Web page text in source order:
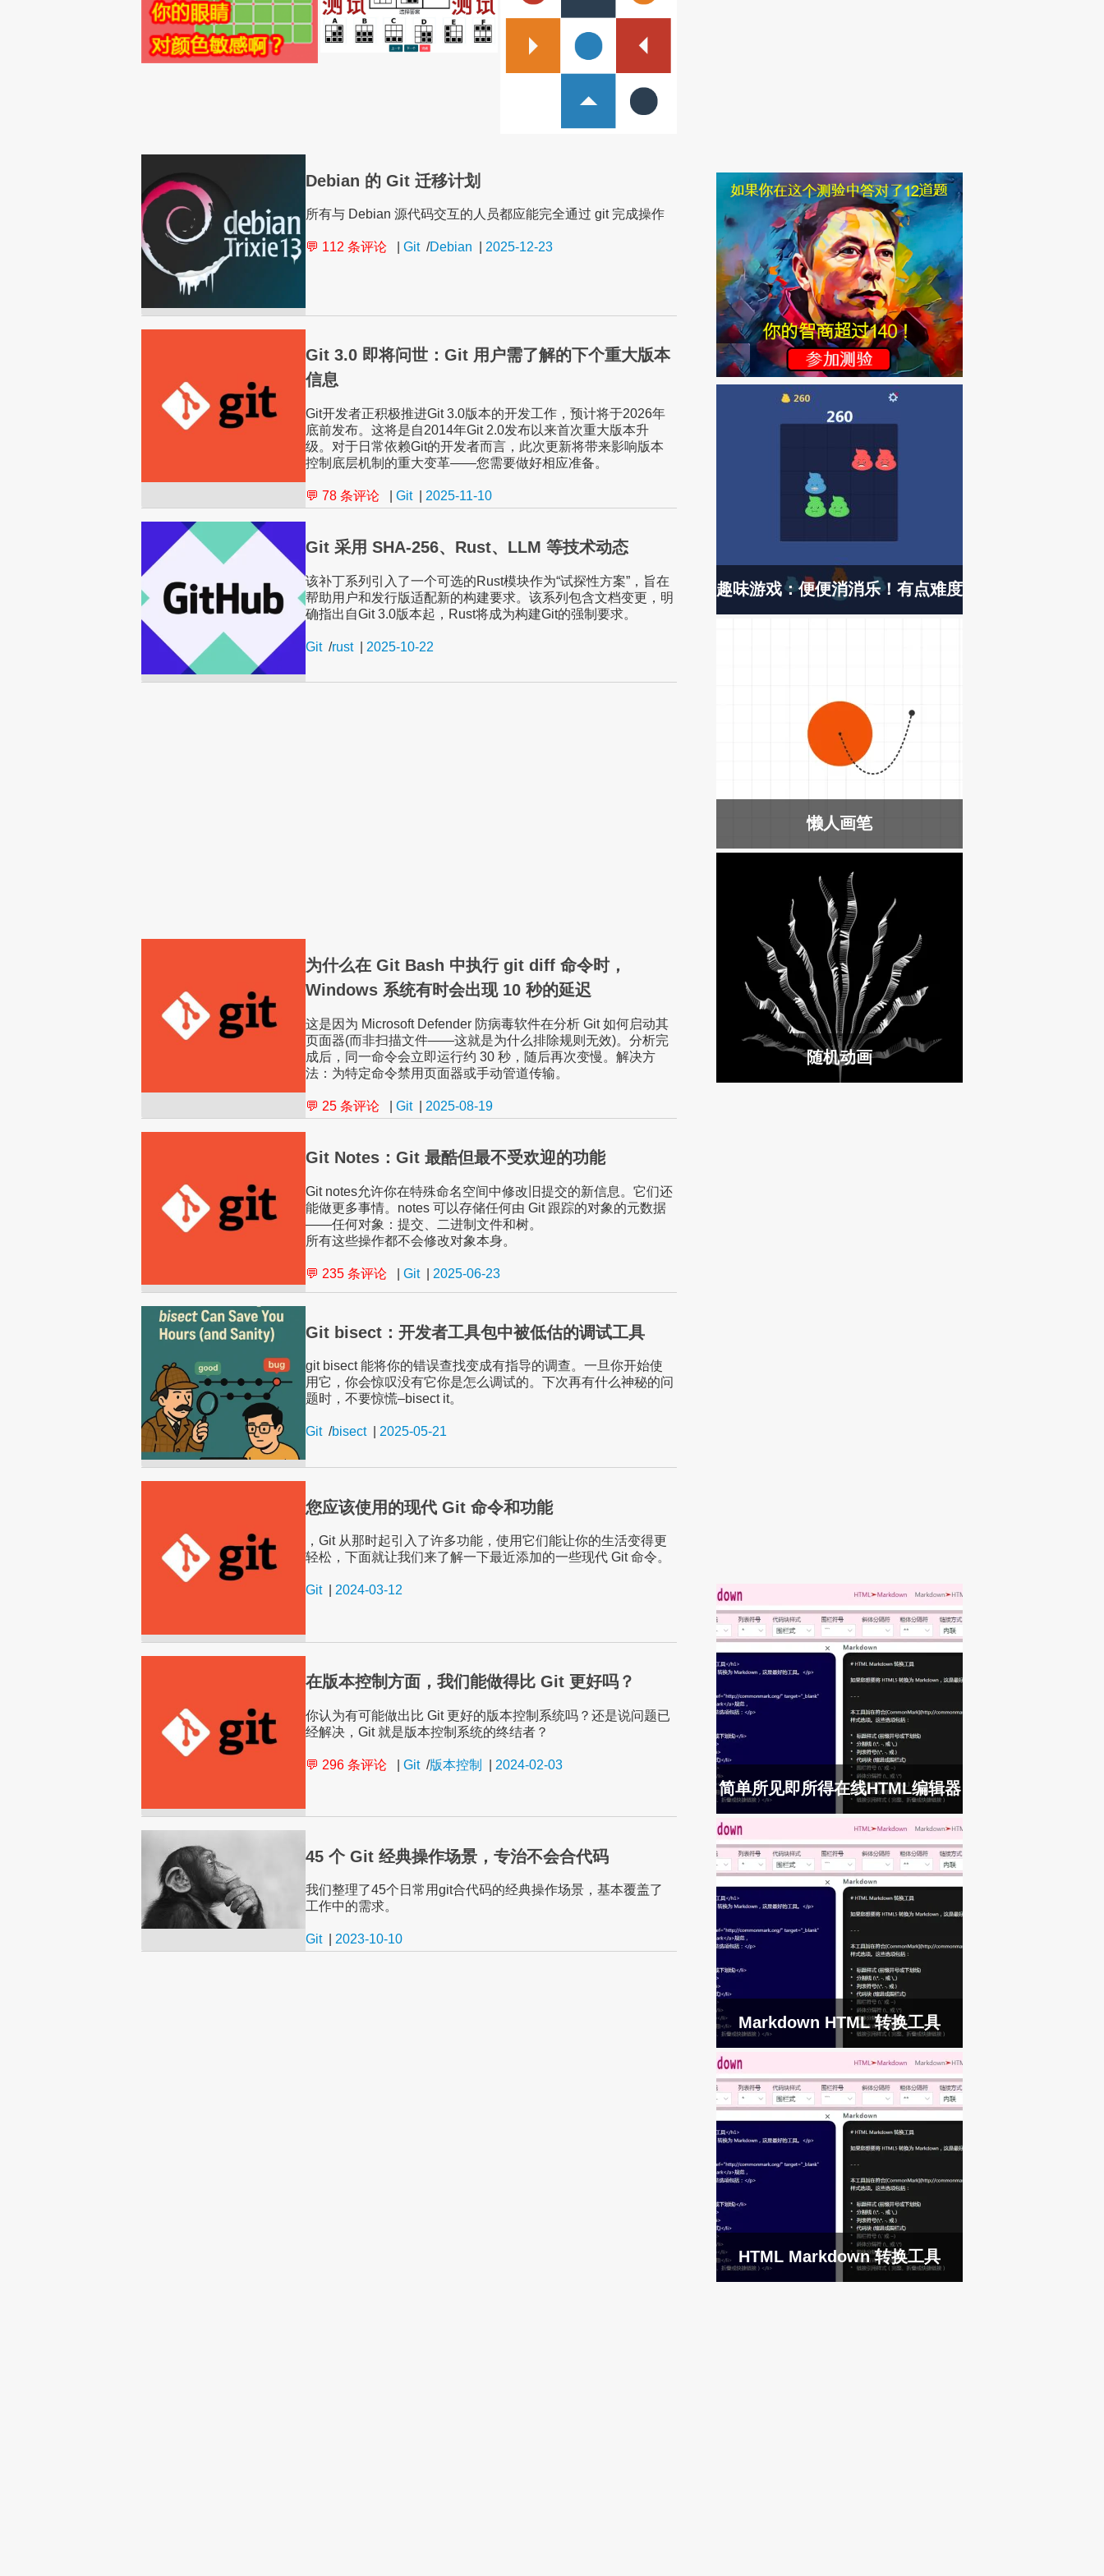
Debian 的 Git 迁移计划
所有与 Debian 源代码交互的人员都应能完全通过 git 完成操作
💬 112 条评论 Git /Debian 2025-12-23
Git 3.0 即将问世：Git 用户需了解的下个重大版本
信息
Git开发者正积极推进Git 3.0版本的开发工作，预计将于2026年
底前发布。这将是自2014年Git 2.0发布以来首次重大版本升
级。对于日常依赖Git的开发者而言，此次更新将带来影响版本
控制底层机制的重大变革——您需要做好相应准备。
💬 78 条评论 Git 2025-11-10
Git 采用 SHA-256、Rust、LLM 等技术动态
该补丁系列引入了一个可选的Rust模块作为“试探性方案”，旨在
帮助用户和发行版适配新的构建要求。该系列包含文档变更，明
确指出自Git 3.0版本起，Rust将成为构建Git的强制要求。
Git /rust 2025-10-22
为什么在 Git Bash 中执行 git diff 命令时，
Windows 系统有时会出现 10 秒的延迟
这是因为 Microsoft Defender 防病毒软件在分析 Git 如何启动其
页面器(而非扫描文件——这就是为什么排除规则无效)。分析完
成后，同一命令会立即运行约 30 秒，随后再次变慢。解决方
法：为特定命令禁用页面器或手动管道传输。
💬 25 条评论 Git 2025-08-19
Git Notes：Git 最酷但最不受欢迎的功能
Git notes允许你在特殊命名空间中修改旧提交的新信息。它们还
能做更多事情。notes 可以存储任何由 Git 跟踪的对象的元数据
——任何对象：提交、二进制文件和树。
所有这些操作都不会修改对象本身。
💬 235 条评论 Git 2025-06-23
Git bisect：开发者工具包中被低估的调试工具
git bisect 能将你的错误查找变成有指导的调查。一旦你开始使
用它，你会惊叹没有它你是怎么调试的。下次再有什么神秘的问
题时，不要惊慌–bisect it。
Git /bisect 2025-05-21
您应该使用的现代 Git 命令和功能
，Git 从那时起引入了许多功能，使用它们能让你的生活变得更
轻松，下面就让我们来了解一下最近添加的一些现代 Git 命令。
Git 2024-03-12
在版本控制方面，我们能做得比 Git 更好吗？
你认为有可能做出比 Git 更好的版本控制系统吗？还是说问题已
经解决，Git 就是版本控制系统的终结者？
💬 296 条评论 Git /版本控制 2024-02-03
45 个 Git 经典操作场景，专治不会合代码
我们整理了45个日常用git合代码的经典操作场景，基本覆盖了
工作中的需求。
Git 2023-10-10
趣味游戏：便便消消乐！有点难度
懒人画笔
随机动画
简单所见即所得在线HTML编辑器
Markdown HTML 转换工具
HTML Markdown 转换工具